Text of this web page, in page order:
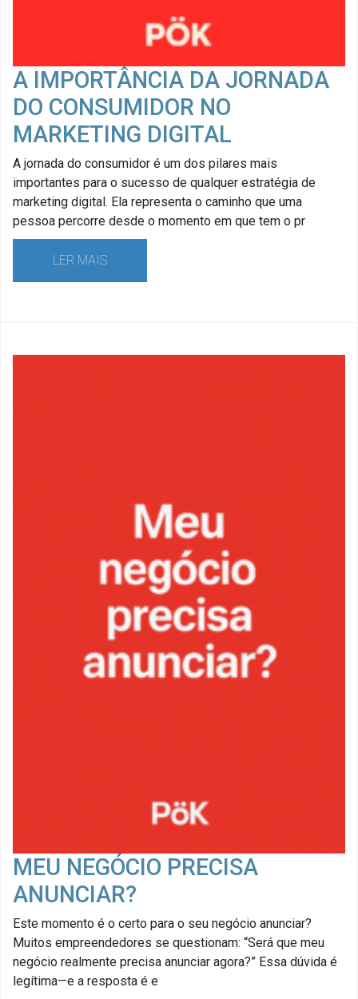
A IMPORTÂNCIA DA JORNADA
DO CONSUMIDOR NO
MARKETING DIGITAL
A jornada do consumidor é um dos pilares mais
importantes para o sucesso de qualquer estratégia de
marketing digital. Ela representa o caminho que uma
pessoa percorre desde o momento em que tem o pr
LER MAIS
MEU NEGÓCIO PRECISA
ANUNCIAR?
Este momento é o certo para o seu negócio anunciar?
Muitos empreendedores se questionam: “Será que meu
negócio realmente precisa anunciar agora?” Essa dúvida é
legítima—e a resposta é e